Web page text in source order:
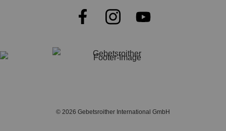
© 2026 Gebetsroither International GmbH